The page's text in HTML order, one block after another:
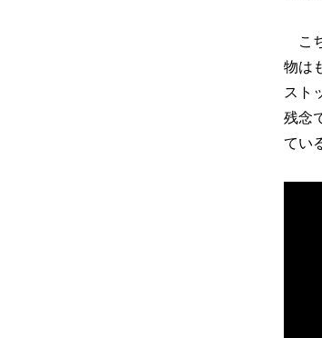
こ
物は
スト
残念
てい